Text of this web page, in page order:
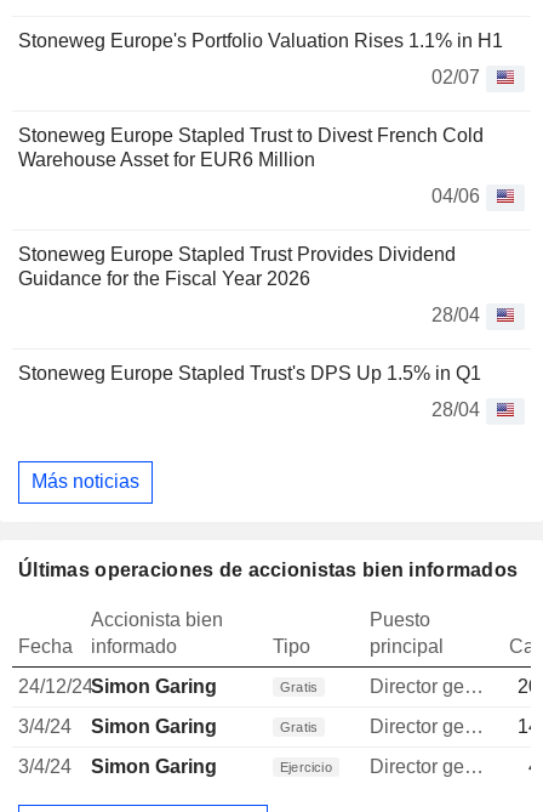
Stoneweg Europe's Portfolio Valuation Rises 1.1% in H1
02/07
Stoneweg Europe Stapled Trust to Divest French Cold
Warehouse Asset for EUR6 Million
04/06
Stoneweg Europe Stapled Trust Provides Dividend
Guidance for the Fiscal Year 2026
28/04
Stoneweg Europe Stapled Trust's DPS Up 1.5% in Q1
28/04
Más noticias
Últimas operaciones de accionistas bien informados
Fecha
Accionista bien
informado
Tipo
Puesto
principal
24/12/24Simon Garing Gratis Director general
3/4/24
Simon Garing Gratis Director general
3/4/24
Simon Garing Ejercicio Director general